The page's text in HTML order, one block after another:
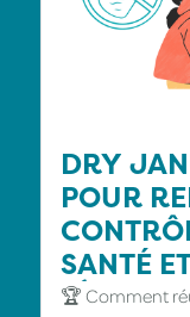
DRY
POUR
SANTÉ
🍸🚫
🏆 Comment